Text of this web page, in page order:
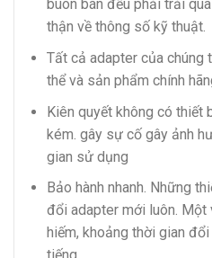
buôn bán đều phải trải
thận về thông số kỹ thuật.
Tất cả adapter của chúng
thể và sản phẩm chính
Kiên quyết không có thiết
kém. gây sự cố gây ảnh
gian sử dụng
Bảo hành nhanh. Những
đổi adapter mới luôn. Một
hiếm, khoảng thời gian